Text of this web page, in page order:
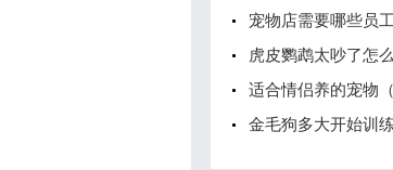
宠物店需要哪些员
虎皮鹦鹉太吵了怎
适合情侣养的宠物（
金毛狗多大开始训